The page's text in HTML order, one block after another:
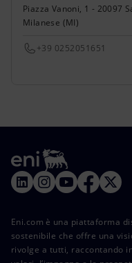
Piazza Vanoni, 1 - 20097
Milanese (MI)
+39 0252051651
Eni.com è una piattaforma
sostenibile che offre una
rivolge a tutti, raccontando